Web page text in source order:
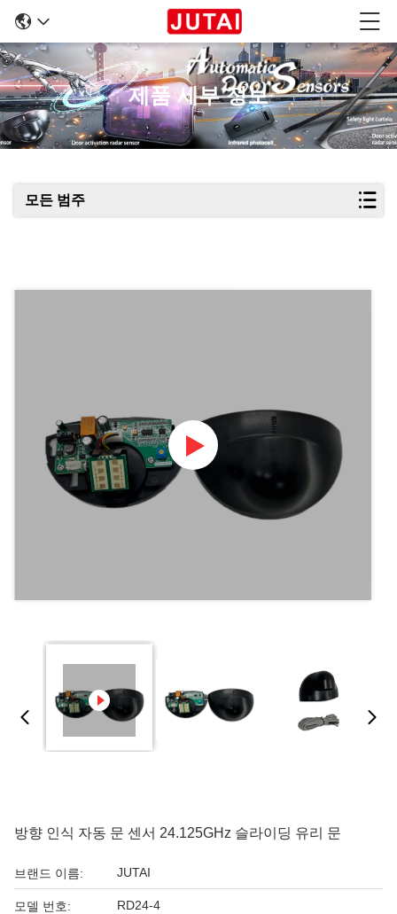
제품 세부 정보
모든 범주
방향 인식 자동 문 센서 24.125GHz 슬라이딩 유리 문
브랜드 이름: JUTAI
모델 번호: RD24-4